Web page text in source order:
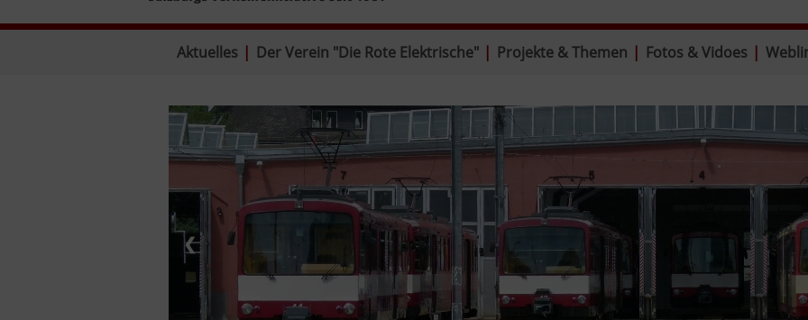
Aktuelles | Der Verein "Die Rote Elektrische" | Projekte & Themen | Fotos & Vidoes |
❮